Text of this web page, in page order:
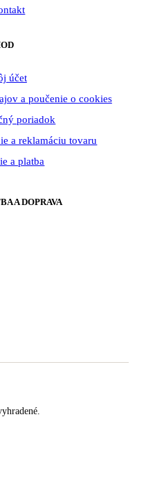
účet
a poučenie o cookies
poriadok
a reklamáciu tovaru
a platba
A DOPRAVA